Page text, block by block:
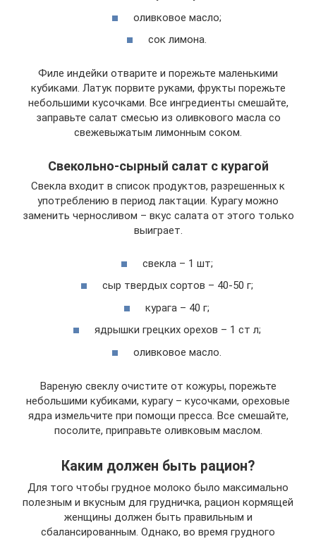
оливковое масло;
сок лимона.
Филе индейки отварите и порежьте маленькими
кубиками. Латук порвите руками, фрукты порежьте
небольшими кусочками. Все ингредиенты смешайте,
заправьте салат смесью из оливкового масла со
свежевыжатым лимонным соком.
Свекольно-сырный салат с курагой
Свекла входит в список продуктов, разрешенных к
употреблению в период лактации. Курагу можно
заменить черносливом – вкус салата от этого только
выиграет.
свекла – 1 шт;
сыр твердых сортов – 40-50 г;
курага – 40 г;
ядрышки грецких орехов – 1 ст л;
оливковое масло.
Вареную свеклу очистите от кожуры, порежьте
небольшими кубиками, курагу – кусочками, ореховые
ядра измельчите при помощи пресса. Все смешайте,
посолите, приправьте оливковым маслом.
Каким должен быть рацион?
Для того чтобы грудное молоко было максимально
полезным и вкусным для грудничка, рацион кормящей
женщины должен быть правильным и
сбалансированным. Однако, во время грудного